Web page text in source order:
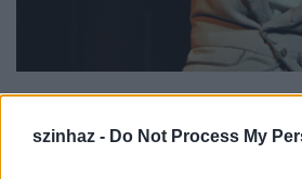
szinhaz - Do Not Process My
Fotó: Dóka Attila